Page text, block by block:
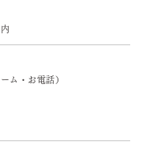
ム・お電話）